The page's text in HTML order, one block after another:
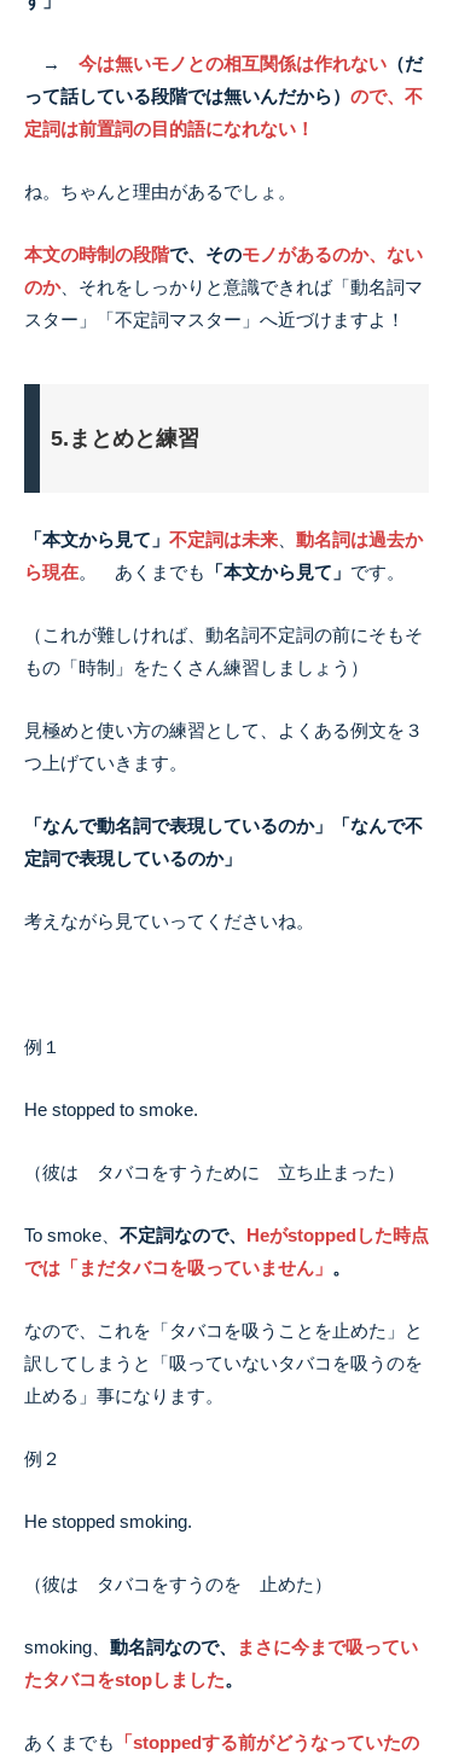
→ 今は無いモノとの相互関係は作れない （だ
って話している段階では無いんだから） ので、不
定詞は前置詞の目的語になれない！
ね。ちゃんと理由があるでしょ。
本文の時制の段階で、そのモノがあるのか、ない
のか、それをしっかりと意識できれば「動名詞マ
スター」「不定詞マスター」へ近づけますよ！
5.まとめと練習
「本文から見て」 不定詞は未来
動名詞は過去か
ら現在。 あくまでも 「本文から見て」 です。
（これが難しければ、動名詞不定詞の前にそもそ
もの「時制」をたくさん練習しましょう）
見極めと使い方の練習として、よくある例文を３
つ上げていきます。
「なんで動名詞で表現しているのか」「なんで不
定詞で表現しているのか」
考えながら見ていってくださいね。
例１
He stopped to smoke.
（彼は タバコをすうために 立ち止まった）
To smoke、 不定詞なので、 Heがstoppedした時点
では「まだタバコを吸っていません」 。
なので、これを「タバコを吸うことを止めた」と
訳してしまうと「吸っていないタバコを吸うのを
止める」事になります。
例２
He stopped smoking.
（彼は タバコをすうのを 止めた）
smoking、 動名詞なので、
まさに今まで吸ってい
たタバコをstopしました。
あくまでも 「stoppedする前がどうなっていたの